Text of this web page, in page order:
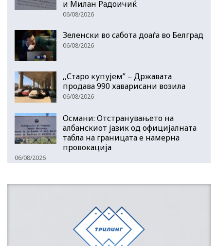
и Милан Радоичиќ
06/08/2026
Зеленски во сабота доаѓа во Белград
06/08/2026
,,Старо купујем” – Државата
продава 990 хаварисани возила
06/08/2026
Османи: Отстранувањето на
албанскиот јазик од официјалната
табла на границата е намерна
провокација
06/08/2026